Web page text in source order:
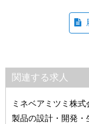
関連する求人
ミネベアミツミ株
製品の設計・開発・